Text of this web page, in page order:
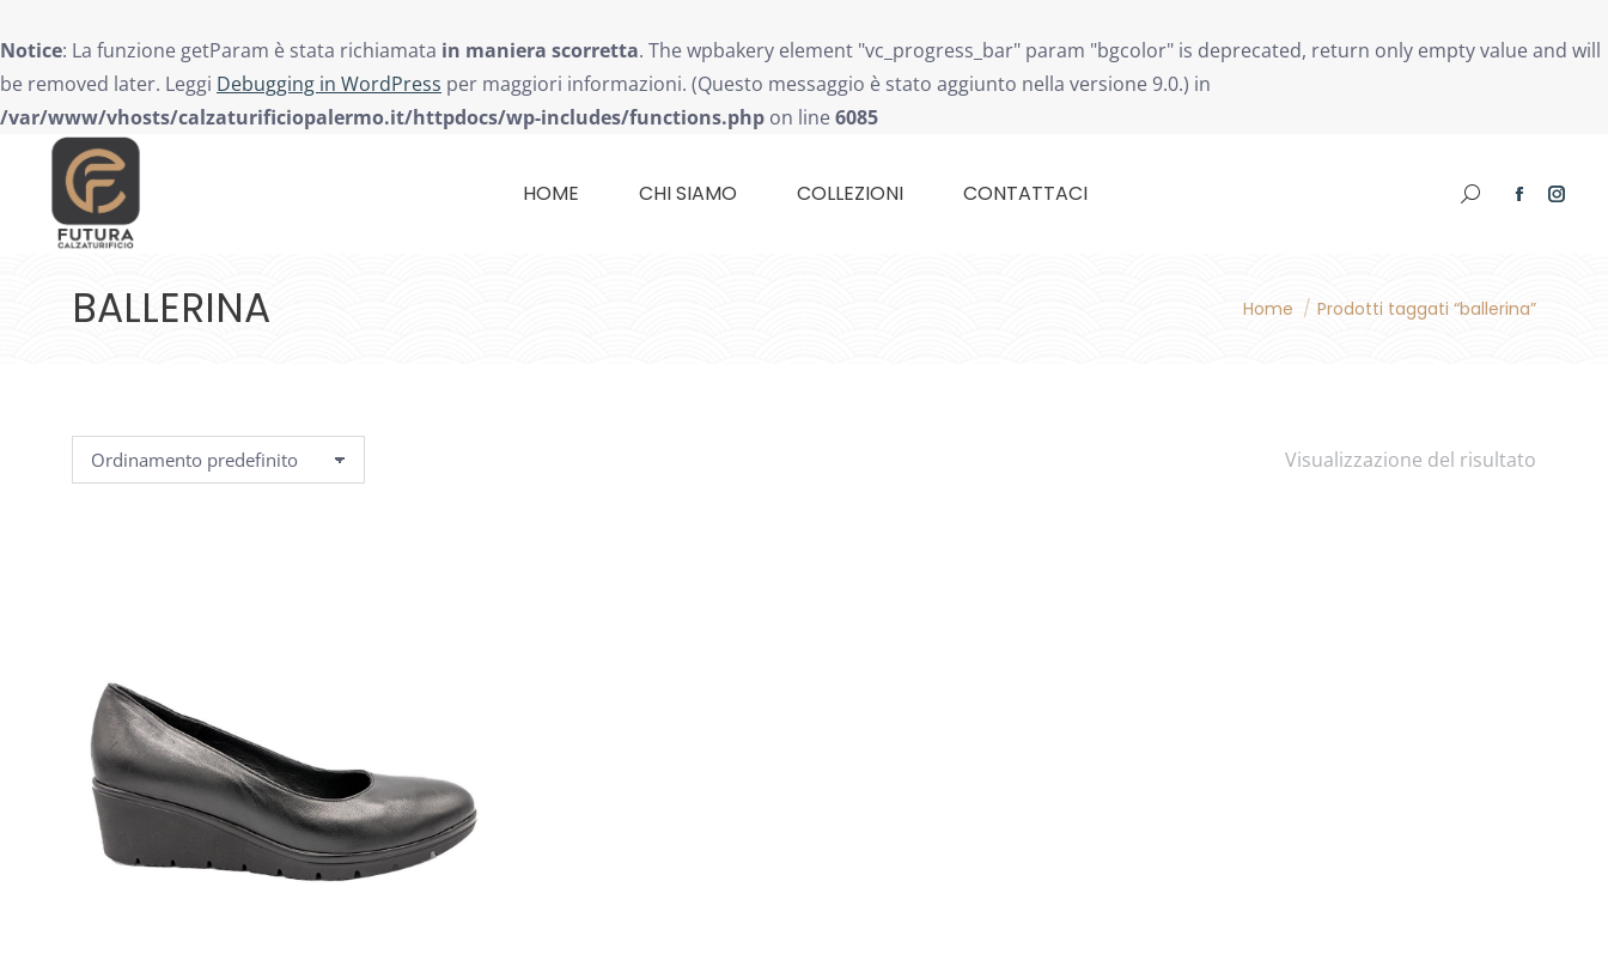
Notice: La funzione getParam è stata richiamata in maniera scorretta. The wpbakery element "vc_progress_bar" param "bgcolor" is deprecated, return only empty value and will
be removed later. Leggi Debugging in WordPress per maggiori informazioni. (Questo messaggio è stato aggiunto nella versione 9.0.) in
/var/www/vhosts/calzaturificiopalermo.it/httpdocs/wp-includes/functions.php on line6085
HOME CHI SIAMO COLLEZIONI CONTATTACI Search:Facebook
in
BALLERINA You are here:
Home Prodotti taggati “ballerina”
Visualizzazione del risultato